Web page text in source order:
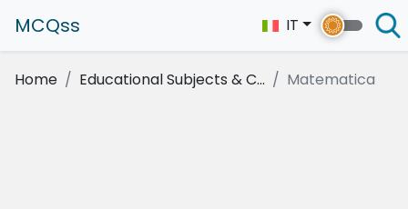
MCQss IT
Home Educational Subjects & C... Matematica